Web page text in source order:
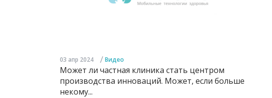
03 апр 2024 / Видео
Может ли частная клиника стать центром
производства инноваций. Может, если больше
некому...